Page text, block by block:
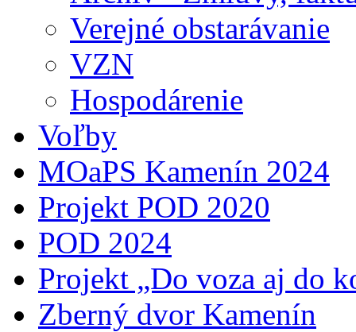
Verejné obstarávanie
VZN
Hospodárenie
Voľby
MOaPS Kamenín 2024
Projekt POD 2020
POD 2024
Projekt „Do voza aj do
Zberný dvor Kamenín